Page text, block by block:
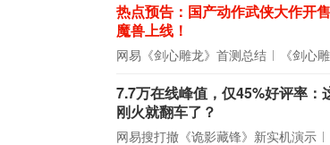
热点预告：国产动作武侠大作开
魔兽上线！
网易《剑心雕龙》首测总结 《剑心雕龙
7.7万在线峰值，仅45%好评率：
刚火就翻车了？
网易搜打撤《诡影藏锋》新实机演示